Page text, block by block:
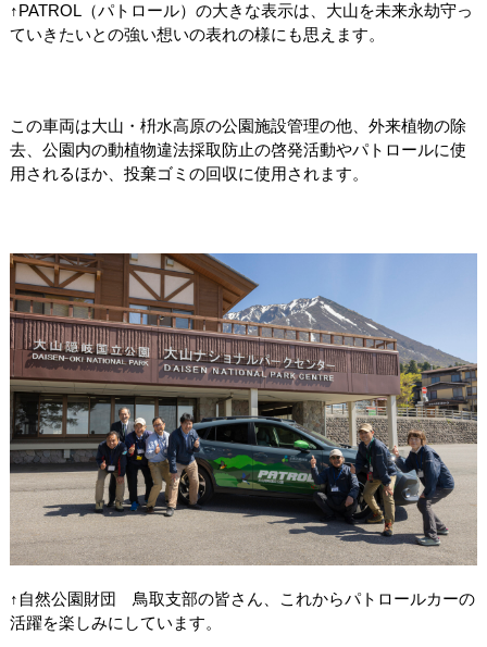
↑PATROL（パトロール）の大きな表示は、大山を未来永劫守っ
ていきたいとの強い想いの表れの様にも思えます。
この車両は大山・枡水高原の公園施設管理の他、外来植物の除
去、公園内の動植物違法採取防止の啓発活動やパトロールに使
用されるほか、投棄ゴミの回収に使用されます。
↑自然公園財団 鳥取支部の皆さん、これからパトロールカーの
活躍を楽しみにしています。